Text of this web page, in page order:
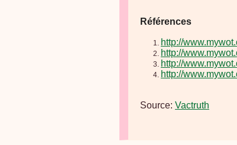
Références
http://
http://
http://
http://
Source: Vactruth